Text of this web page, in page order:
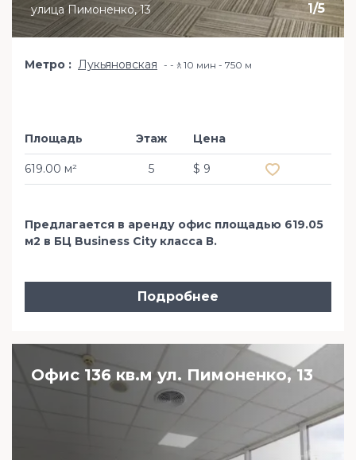
1/5
улица Пимоненко, 13
Метро Лукьяновская -🚶10 мин - 750 м
Площадь
619.00 м²
Этаж
5
Цена
$ 9
Предлагается в аренду офис площадью 619.05
м2 в БЦ Business City класса В.
Подробнее
Офис 136 кв.м ул. Пимоненко, 13